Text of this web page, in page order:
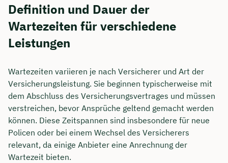
Definition und Dauer der
Wartezeiten für verschiedene
Leistungen
Wartezeiten variieren je nach Versicherer und Art der
Versicherungsleistung. Sie beginnen typischerweise mit
dem Abschluss des Versicherungsvertrages und müssen
verstreichen, bevor Ansprüche geltend gemacht werden
können. Diese Zeitspannen sind insbesondere für neue
Policen oder bei einem Wechsel des Versicherers
relevant, da einige Anbieter eine Anrechnung der
Wartezeit bieten.